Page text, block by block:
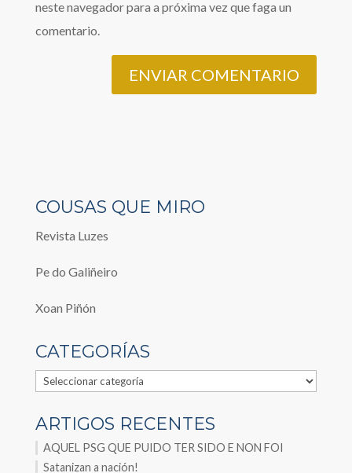
neste navegador para a próxima vez que faga un
comentario.
COUSAS QUE MIRO
Revista Luzes
Pe do Galiñeiro
Xoan Piñón
CATEGORÍAS
Categorías
ARTIGOS RECENTES
AQUEL PSG QUE PUIDO TER SIDO E NON FOI
Satanizan a nación!